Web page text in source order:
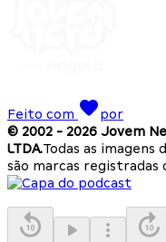
Feito com
por
© 2002 - 2026 Jovem
LTDA.Todas as imagens
são marcas